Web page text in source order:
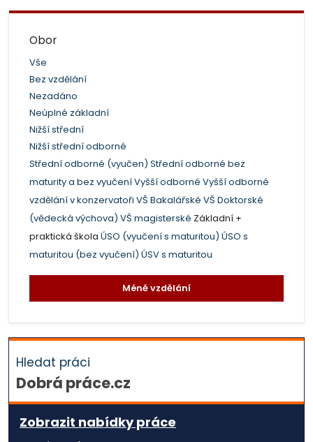
Obor
Vše
Bez vzdělání
Nezadáno
Neúplné základní
Nižší střední
Nižší střední odborné
Střední odborné (vyučen) Střední odborné bez
maturity a bez vyučeníVyšší odborné Vyšší odborné
vzdělání v konzervatoři VŠ Bakalářské VŠ Doktorské
(vědecká výchova) VŠ magisterské Základní +
praktická škola ÚSO (vyučení s maturitou) ÚSO s
maturitou (bez vyučení) ÚSV s maturitou
Méně vzdělání
Hledat práci
Dobrá práce.cz
Zobrazit nabídky práce